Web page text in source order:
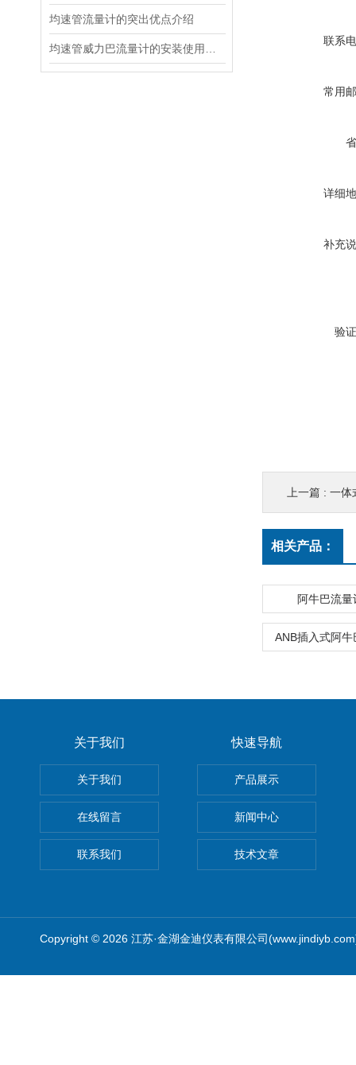
均速管流量计的突出优点介绍
联系
常用
详细
补充
验
上一篇 : 一体
相关产品：
阿牛巴流
ANB插入式阿
关于我们
关于我们
在线留言
联系我们
快速导航
产品展示
新闻中心
技术文章
Copyright © 2026 江苏·金湖金迪仪表有限公司